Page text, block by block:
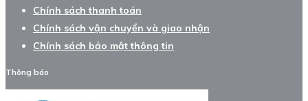
Chính sách thanh toán
Chính sách vận chuyển và giao nhận
Chính sách bảo mật thông tin
Thông báo